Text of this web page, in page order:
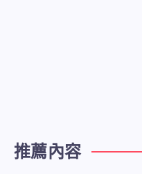
推薦內容